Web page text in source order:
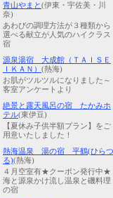
プライベート温泉
青山やまと(伊東・宇佐美・川
奈)
あわびの調理方法が３種類から
選べる献立が人気のハイクラス
宿
源泉湯宿 大成館（ＴＡＩＳＥ
ＩＫＡＮ） (熱海)
お肌がツルツルになりました～
客室アンケートより
絶景と露天風呂の宿 たかみホ
テル(東伊豆)
【夏休み子供半額プラン】をご
用意いたしました！
熱海温泉 湯の宿 平鶴(ひらつ
る)(熱海)
４月空室有★クーポン発行中★
海と源泉かけ流し温泉と磯料理
の宿